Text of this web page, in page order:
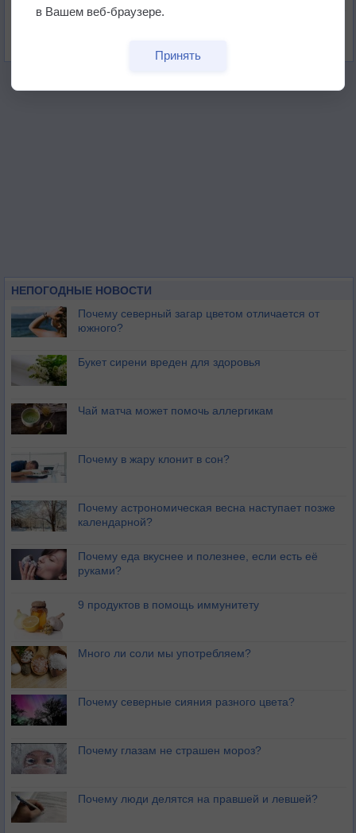
Погода в Екатеринбурге 5 августа
НЕПОГОДНЫЕ НОВОСТИ
Почему северный загар цветом отличается от
южного?
Букет сирени вреден для здоровья
Чай матча может помочь аллергикам
Почему в жару клонит в сон?
Почему астрономическая весна наступает позже
календарной?
Почему еда вкуснее и полезнее, если есть её
руками?
9 продуктов в помощь иммунитету
Много ли соли мы употребляем?
Почему северные сияния разного цвета?
Почему глазам не страшен мороз?
Почему люди делятся на правшей и левшей?
в Вашем веб-браузере.
Принять